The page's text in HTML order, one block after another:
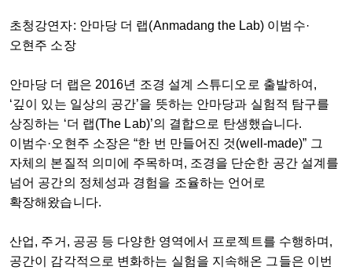
초청강연자: 안마당 더 랩(Anmadang the Lab) 이범수·
오현주 소장
안마당 더 랩은 2016년 조경 설계 스튜디오로 출발하여,
‘깊이 있는 일상의 공간’을 뜻하는 안마당과 실험적 탐구를
상징하는 ‘더 랩(The Lab)’의 결합으로 탄생했습니다.
이범수·오현주 소장은 “한 번 만들어진 것(well-made)” 그
자체의 본질적 의미에 주목하며, 조경을 단순한 공간 설계를
넘어 공간의 정체성과 경험을 조율하는 언어로
확장해왔습니다.
산업, 주거, 공공 등 다양한 영역에서 프로젝트를 수행하며,
공간이 감각적으로 변화하는 실험을 지속해온 그들은 이번